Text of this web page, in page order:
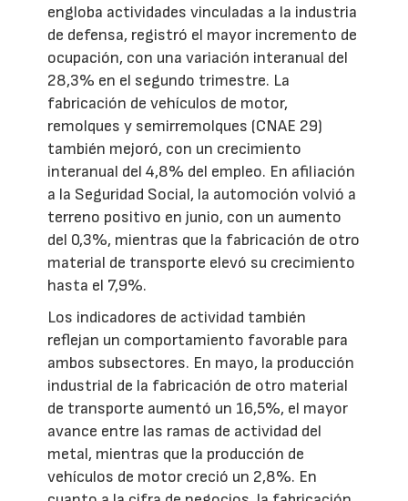
engloba actividades vinculadas a la industria
de defensa, registró el mayor incremento de
ocupación, con una variación interanual del
28,3% en el segundo trimestre. La
fabricación de vehículos de motor,
remolques y semirremolques (CNAE 29)
también mejoró, con un crecimiento
interanual del 4,8% del empleo. En afiliación
a la Seguridad Social, la automoción volvió a
terreno positivo en junio, con un aumento
del 0,3%, mientras que la fabricación de otro
material de transporte elevó su crecimiento
hasta el 7,9%.
Los indicadores de actividad también
reflejan un comportamiento favorable para
ambos subsectores. En mayo, la producción
industrial de la fabricación de otro material
de transporte aumentó un 16,5%, el mayor
avance entre las ramas de actividad del
metal, mientras que la producción de
vehículos de motor creció un 2,8%. En